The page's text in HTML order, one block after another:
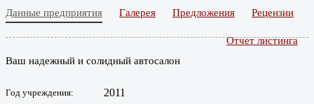
Данные предприятия Галерея Предложения Рецензии
Отчет листинга
Ваш надежный и солидный автосалон
Год учреждения: 2011